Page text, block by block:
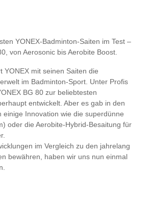
YONEX-Badminton-Saiten im Test –
von Aerosonic bis Aerobite Boost.
YONEX mit seinen Saiten die
im Badminton-Sport. Unter Profis
BG 80 zur beliebtesten
entwickelt. Aber es gab in den
einige Innovation wie die superdünne
oder die Aerobite-Hybrid-Besaitung für
im Vergleich zu den jahrelang
bewähren, haben wir uns nun einmal